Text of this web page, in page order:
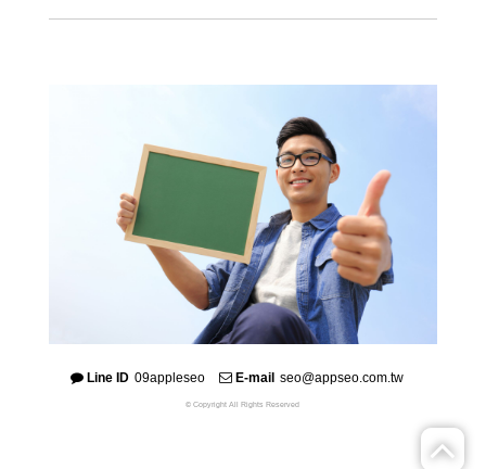
Line ID 09appleseo E-mail seo@appseo.com.tw
© Copyright All Rights Reserved